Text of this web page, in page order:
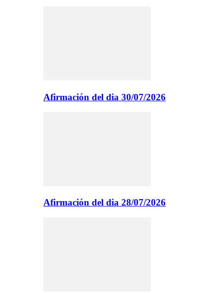
Afirmación del dia 30/07/2026
Afirmación del dia 28/07/2026